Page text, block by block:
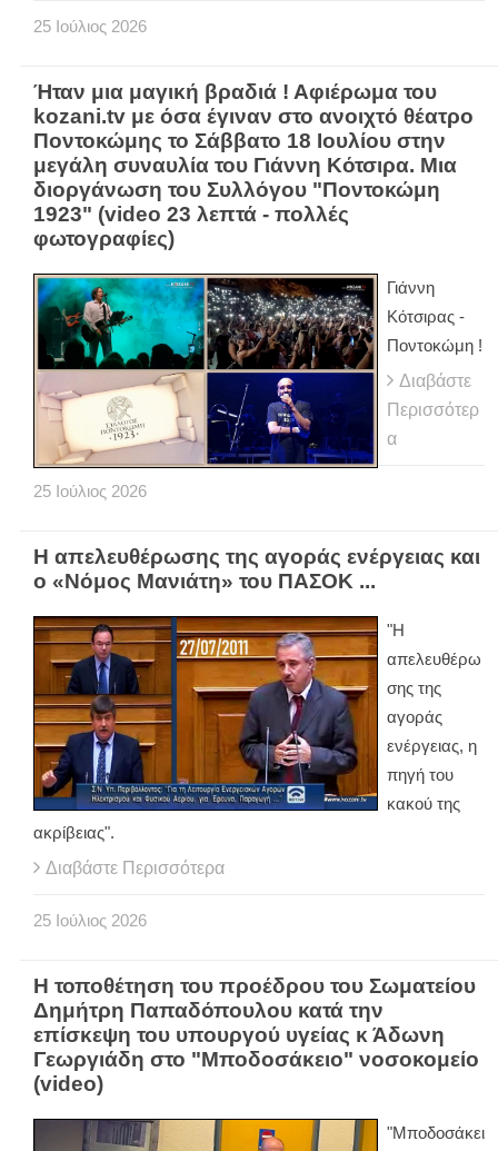
25 Ιούλιος 2026
Ήταν μια μαγική βραδιά ! Αφιέρωμα του
kozani.tv με όσα έγιναν στο ανοιχτό θέατρο
Ποντοκώμης το Σάββατο 18 Ιουλίου στην
μεγάλη συναυλία του Γιάννη Κότσιρα. Μια
διοργάνωση του Συλλόγου "Ποντοκώμη
1923" (video 23 λεπτά - πολλές
φωτογραφίες)
Γιάννη
Κότσιρας -
Ποντοκώμη !
Διαβάστε
Περισσότερ
α
25 Ιούλιος 2026
Η απελευθέρωσης της αγοράς ενέργειας και
ο «Νόμος Μανιάτη» του ΠΑΣΟΚ ...
"Η
απελευθέρω
σης της
αγοράς
ενέργειας, η
πηγή του
κακού της
ακρίβειας".
Διαβάστε Περισσότερα
25 Ιούλιος 2026
Η τοποθέτηση του προέδρου του Σωματείου
Δημήτρη Παπαδόπουλου κατά την
επίσκεψη του υπουργού υγείας κ Άδωνη
Γεωργιάδη στο "Μποδοσάκειο" νοσοκομείο
(video)
"Μποδοσάκει